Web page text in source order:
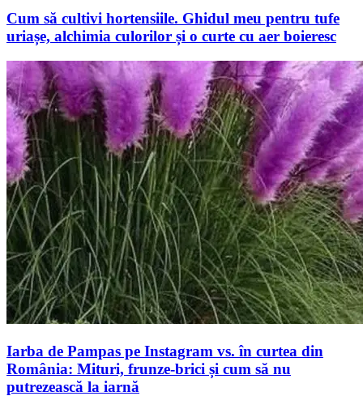
Cum să cultivi hortensiile. Ghidul meu pentru tufe
uriașe, alchimia culorilor și o curte cu aer boieresc
Iarba de Pampas pe Instagram vs. în curtea din
România: Mituri, frunze-brici și cum să nu
putrezească la iarnă